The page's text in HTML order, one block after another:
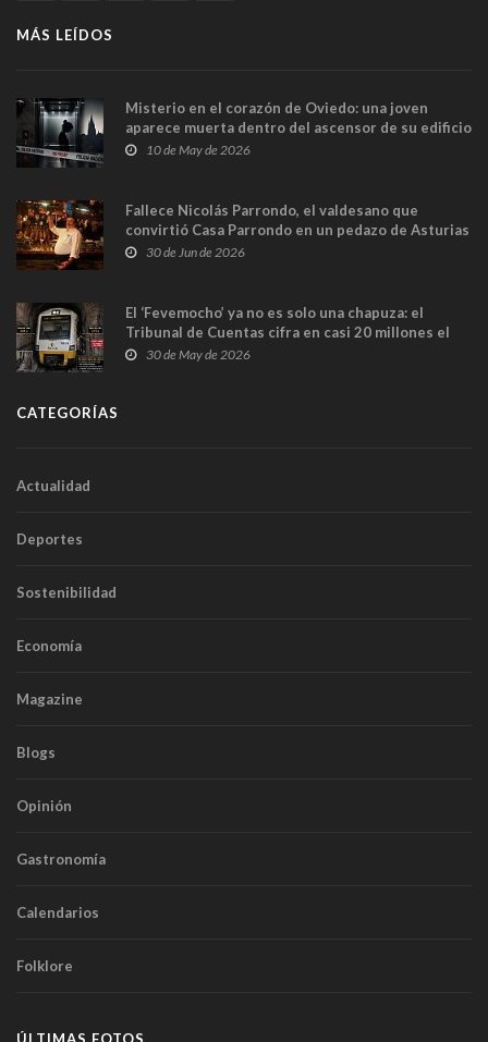
MÁS LEÍDOS
Misterio en el corazón de Oviedo: una joven
aparece muerta dentro del ascensor de su edificio
y las cámaras captan sus últimos minutos
10 de May de 2026
Fallece Nicolás Parrondo, el valdesano que
convirtió Casa Parrondo en un pedazo de Asturias
en Madrid
30 de Jun de 2026
El ‘Fevemocho’ ya no es solo una chapuza: el
Tribunal de Cuentas cifra en casi 20 millones el
sobrecoste de los trenes que no cabían por los
30 de May de 2026
CATEGORÍAS
Actualidad
Deportes
Sostenibilidad
Economía
Magazine
Blogs
Opinión
Gastronomía
Calendarios
Folklore